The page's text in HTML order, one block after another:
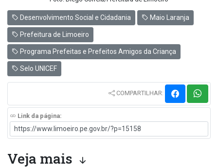
Desenvolvimento Social e Cidadania Maio Laranja
Prefeitura de Limoeiro
Programa Prefeitas e Prefeitos Amigos da Criança
Selo UNICEF
COMPARTILHAR:
Link da página:
Veja mais